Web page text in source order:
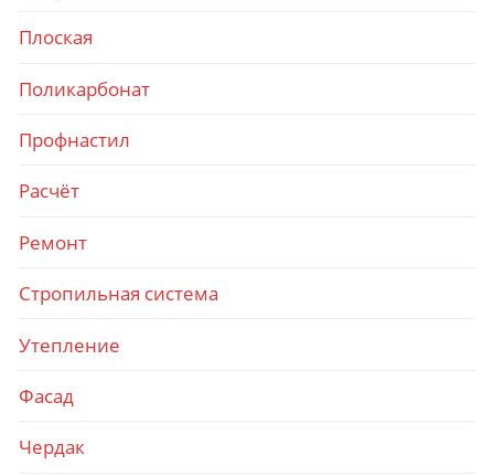
Плоская
Поликарбонат
Профнастил
Расчёт
Ремонт
Стропильная система
Утепление
Фасад
Чердак